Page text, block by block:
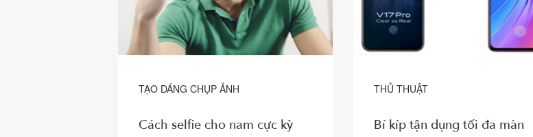
TẠO DÁNG CHỤP ẢNH
Cách selfie cho nam cực kỳ
THỦ THUẬT
Bí kíp tận dụng tối đa màn